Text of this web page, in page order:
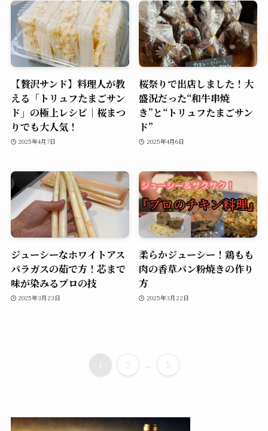
【贅沢サンド】料理人が教
える「トリュフたまごサン
ド」の極上レシピ｜桜まつ
りでも大人気！
2025年4月7日
桜祭りで出店しました！大
盛況だった“和牛串焼
き”と“トリュフたまごサン
ド”
2025年4月6日
ジューシーなホワイトアス
パラガスの茹で方！芯まで
味が染みるプロの技
2025年3月23日
柔らかジューシー！鶏もも
肉の香草パン粉焼きの作り
方
2025年3月22日
1 2 ... 5